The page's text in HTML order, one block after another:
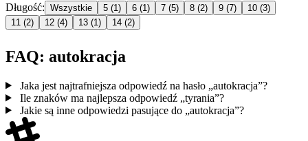
Długość: Wszystkie 5 (1) 6 (1) 7 (5) 8 (2) 9 (7) 10 (3)
11 (2) 12 (4) 13 (1) 14 (2)
FAQ: autokracja
Jaka jest najtrafniejsza odpowiedź na hasło „autokracja”?
Ile znaków ma najlepsza odpowiedź „tyrania”?
Jakie są inne odpowiedzi pasujące do „autokracja”?